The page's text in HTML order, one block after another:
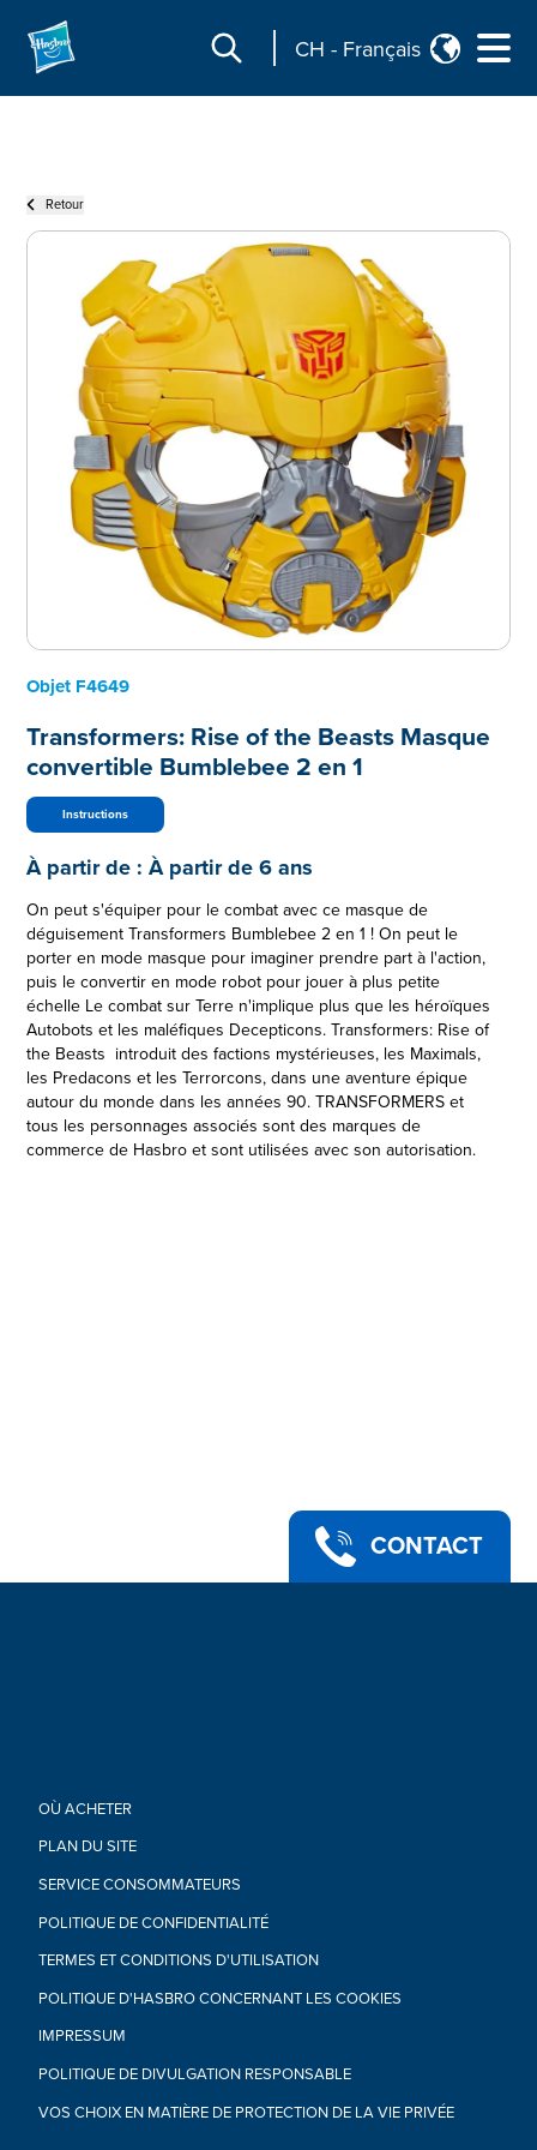
CH - Français
Retour
Objet F4649
Transformers: Rise of the Beasts Masque
convertible Bumblebee 2 en 1
Instructions
À partir de : À partir de 6 ans
On peut s'équiper pour le combat avec ce masque de
déguisement Transformers Bumblebee 2 en 1 ! On peut le
porter en mode masque pour imaginer prendre part à l'action,
puis le convertir en mode robot pour jouer à plus petite
échelle Le combat sur Terre n'implique plus que les héroïques
Autobots et les maléfiques Decepticons. Transformers: Rise of
the Beasts introduit des factions mystérieuses, les Maximals,
les Predacons et les Terrorcons, dans une aventure épique
autour du monde dans les années 90. TRANSFORMERS et
tous les personnages associés sont des marques de
commerce de Hasbro et sont utilisées avec son autorisation.
CONTACT
OÙ ACHETER
PLAN DU SITE
SERVICE CONSOMMATEURS
POLITIQUE DE CONFIDENTIALITÉ
TERMES ET CONDITIONS D'UTILISATION
POLITIQUE D'HASBRO CONCERNANT LES COOKIES
IMPRESSUM
POLITIQUE DE DIVULGATION RESPONSABLE
VOS CHOIX EN MATIÈRE DE PROTECTION DE LA VIE PRIVÉE